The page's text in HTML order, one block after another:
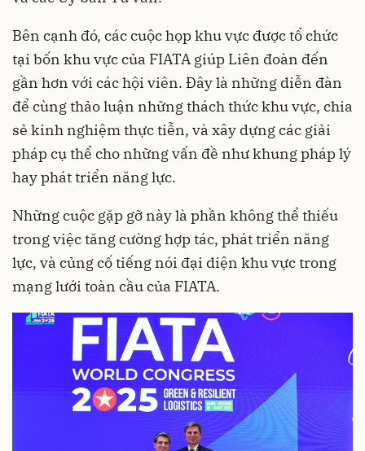
Bên cạnh đó, các cuộc họp khu vực được tổ chức
tại bốn khu vực của FIATA giúp Liên đoàn đến
gần hơn với các hội viên. Đây là những diễn đàn
để cùng thảo luận những thách thức khu vực, chia
sẻ kinh nghiệm thực tiễn, và xây dựng các giải
pháp cụ thể cho những vấn đề như khung pháp lý
hay phát triển năng lực.
Những cuộc gặp gỡ này là phần không thể thiếu
trong việc tăng cường hợp tác, phát triển năng
lực, và củng cố tiếng nói đại diện khu vực trong
mạng lưới toàn cầu của FIATA.